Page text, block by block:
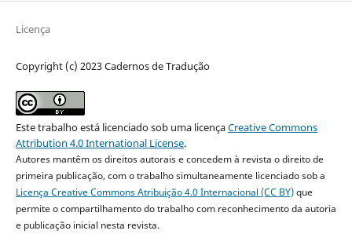
Licença
Copyright (c) 2023 Cadernos de Tradução
Este trabalho está licenciado sob uma licençaCreative Commons
Attribution 4.0 International License.
Autores mantêm os direitos autorais e concedem à revista o direito de
primeira publicação, com o trabalho simultaneamente licenciado sob a
Licença Creative Commons Atribuição 4.0 Internacional (CC BY)que
permite o compartilhamento do trabalho com reconhecimento da autoria
e publicação inicial nesta revista.